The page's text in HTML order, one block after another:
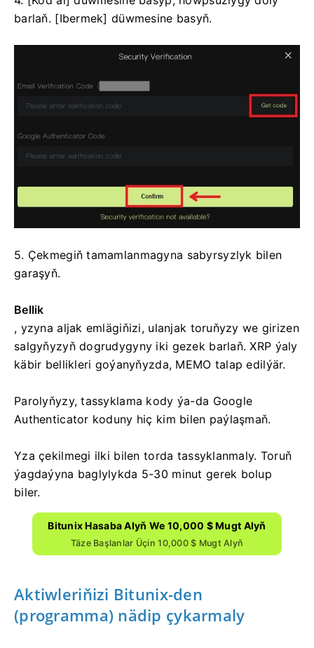
barlaň. [Ibermek] düwmesine basyň.
5. Çekmegiň tamamlanmagyna sabyrsyzlyk bilen
garaşyň.
Bellik
, yzyna aljak emlägiňizi, ulanjak toruňyzy we girizen
salgyňyzyň dogrudygyny iki gezek barlaň.XRP ýaly
käbir bellikleri goýanyňyzda, MEMO talap edilýär.
Parolyňyzy, tassyklama kody ýa-da Google
Authenticator koduny hiç kim bilen paýlaşmaň.
Yza çekilmegi ilki bilen torda tassyklanmaly. Toruň
ýagdaýyna baglylykda 5-30 minut gerek bolup
biler.
Bitunix Hasaba Alyň We 10,000 $ Mugt Alyň
Täze Başlanlar Üçin 10,000 $ Mugt Alyň
Aktiwleriňizi Bitunix-den
(programma) nädip çykarmaly